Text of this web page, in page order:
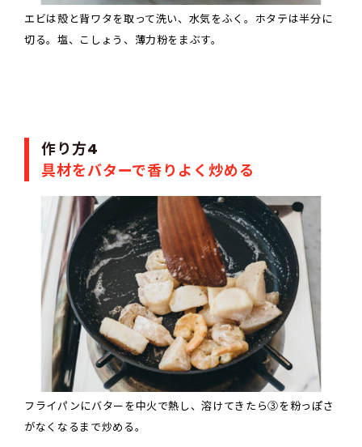
エビは殻と背ワタを取って洗い、水気をふく。ホタテは半分に
切る。塩、こしょう、薄力粉をまぶす。
作り方4
具材をバターで香りよく炒める
フライパンにバターを中火で熱し、溶けてきたら③を粉っぽさ
がなくなるまで炒める。